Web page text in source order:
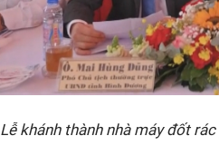
Lễ khánh thành nhà máy đốt